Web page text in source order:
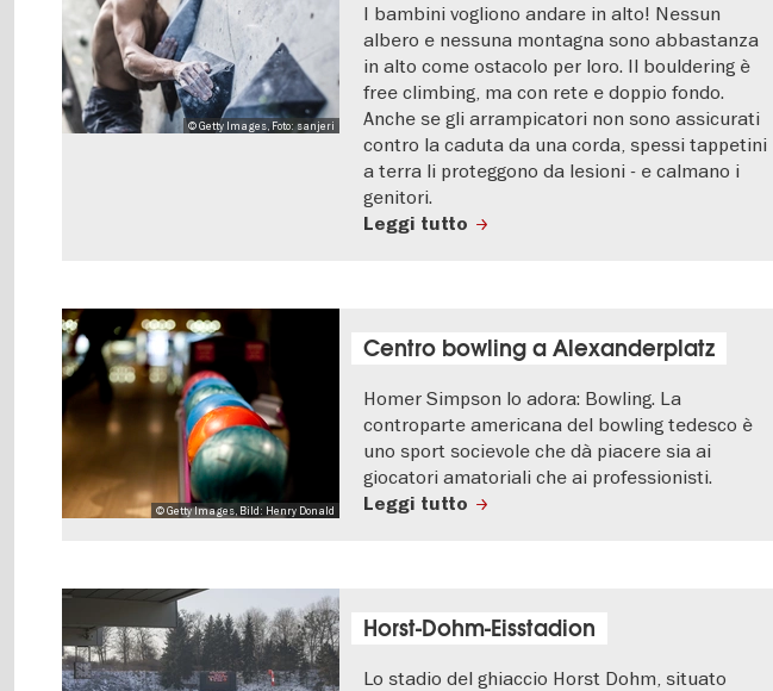
© Getty Images, Foto: sanjeri
I bambini vogliono andare in alto! Nessun
albero e nessuna montagna sono abbastanza
in alto come ostacolo per loro. Il bouldering è
free climbing, ma con rete e doppio fondo.
Anche se gli arrampicatori non sono assicurati
contro la caduta da una corda, spessi tappetini
a terra li proteggono da lesioni - e calmano i
genitori.
Leggi tutto
© Getty Images, Bild: Henry Donald
Centro bowling a Alexanderplatz
Homer Simpson lo adora: Bowling. La
controparte americana del bowling tedesco è
uno sport socievole che dà piacere sia ai
giocatori amatoriali che ai professionisti.
Leggi tutto
Horst-Dohm-Eisstadion
Lo stadio del ghiaccio Horst Dohm, situato